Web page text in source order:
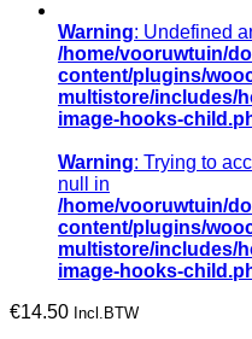
Warning: Undefined
/home/vooruwtuin/
content/plugins/
multistore/includes/
image-hooks-
Warning: Trying to
null in
/home/vooruwtuin/
content/plugins/
multistore/includes/
image-hooks-
€14.50 Incl.BTW